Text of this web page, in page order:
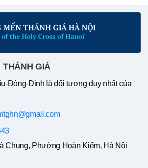
THÁNH GIÁ
Đóng-Đinh là đối tượng duy nhất của
Chung, Phường Hoàn Kiếm, Hà Nội